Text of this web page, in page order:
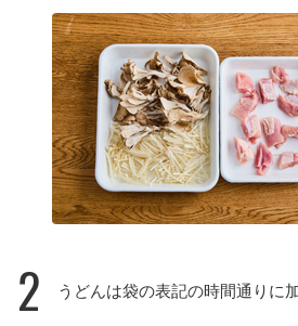
2 うどんは袋の表記の時間通りに